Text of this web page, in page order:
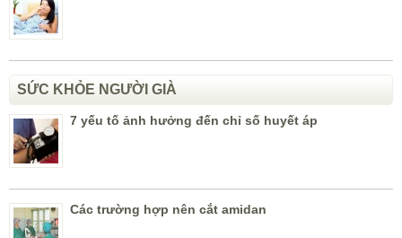
SỨC KHỎE NGƯỜI GIÀ
7 yếu tố ảnh hưởng đến chỉ số huyết áp
Các trường hợp nên cắt amidan